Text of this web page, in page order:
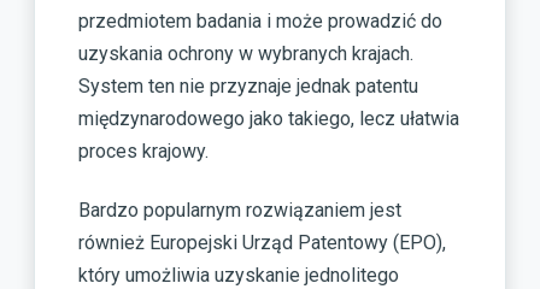
przedmiotem badania i może prowadzić do
uzyskania ochrony w wybranych krajach.
System ten nie przyznaje jednak patentu
międzynarodowego jako takiego, lecz ułatwia
proces krajowy.
Bardzo popularnym rozwiązaniem jest
również Europejski Urząd Patentowy (EPO),
który umożliwia uzyskanie jednolitego